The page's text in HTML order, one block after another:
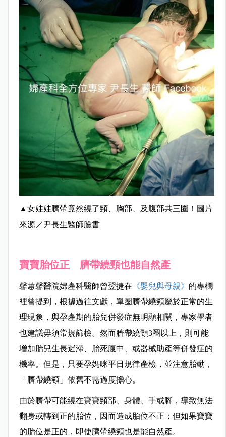
▲ 女娃娃臍帶竟然繞了頸、胸部、及腹部共三圈！圖片
來源／尹長生醫師臉書
寶寶胎位正 臍帶繞頸也能自然產
馨蕙馨醫院婦產科醫師曾翌捷在 《嬰兒與母親》 的專欄
裡曾提到， 根據過往文獻，單圈臍帶繞頸屬於正常的生
理現象，與孕產期的胎兒併發症無明顯相關，專家學者
也建議毋須常規篩檢。然而臍帶繞頸3圈以上，則可能
增加胎兒生長遲滯、胎死腹中、或器械助產等併發症的
機率。但是，只要孕媽咪平日規律產檢，並注意胎動，
「臍帶繞頸」依舊不需過度擔心。
由於臍帶可能繞在寶寶頸部、身體、手或腳，導致無法
翻身或轉到正的胎位，因而造成胎位不正；但如果寶寶
的胎位是正的，即使臍帶繞頸也是能自然產。